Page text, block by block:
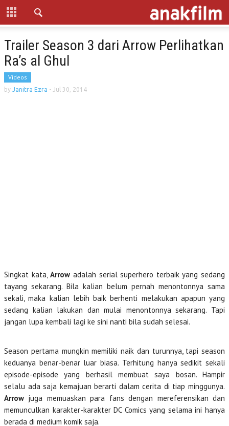
Trailer Season 3 dari Arrow Perlihatkan
Ra’s al Ghul
Videos
by Janitra Ezra - Jul 30, 2014
Singkat kata,Arrow adalah serial superhero terbaik yang sedang
tayang sekarang. Bila kalian belum pernah menontonnya sama
sekali, maka kalian lebih baik berhenti melakukan apapun yang
sedang kalian lakukan dan mulai menontonnya sekarang. Tapi
jangan lupa kembali lagi ke sini nanti bila sudah selesai.
Season pertama mungkin memiliki naik dan turunnya, tapi season
keduanya benar-benar luar biasa. Terhitung hanya sedikit sekali
episode-episode yang berhasil membuat saya bosan. Hampir
selalu ada saja kemajuan berarti dalam cerita di tiap minggunya.
Arrow juga memuaskan para fans dengan mereferensikan dan
memunculkan karakter-karakter DC Comics yang selama ini hanya
berada di medium komik saja.